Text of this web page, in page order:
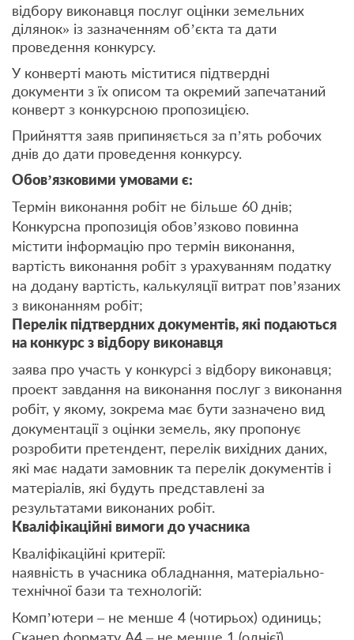
відбору виконавця послуг оцінки земельних
ділянок» із зазначенням об’єкта та дати
проведення конкурсу.
У конверті мають міститися підтвердні
документи з їх описом та окремий запечатаний
конверт з конкурсною пропозицією.
Прийняття заяв припиняється за п’ять робочих
днів до дати проведення конкурсу.
Обов’язковими умовами є:
Термін виконання робіт не більше 60 днів;
Конкурсна пропозиція обов’язково повинна
містити інформацію про термін виконання,
вартість виконання робіт з урахуванням податку
на додану вартість, калькуляції витрат пов’язаних
з виконанням робіт;
Перелік підтвердних документів, які подаються
на конкурс з відбору виконавця
заява про участь у конкурсі з відбору виконавця;
проект завдання на виконання послуг з виконання
робіт, у якому, зокрема має бути зазначено вид
документації з оцінки земель, яку пропонує
розробити претендент, перелік вихідних даних,
які має надати замовник та перелік документів і
матеріалів, які будуть представлені за
результатами виконаних робіт.
Кваліфікаційні вимоги до учасника
Кваліфікаційні критерії:
наявність в учасника обладнання, матеріально-
технічної бази та технологій:
Комп’ютери – не менше 4 (чотирьох) одиниць;